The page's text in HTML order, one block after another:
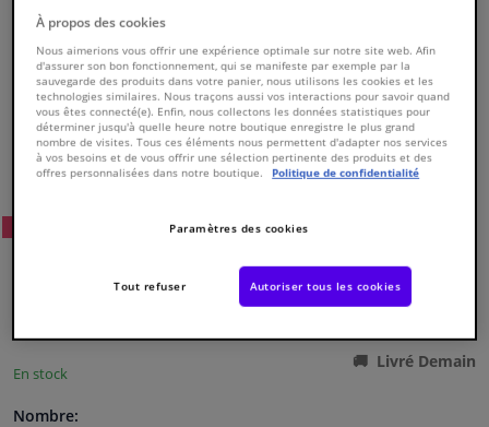
Fenêtres & accessoires
Intérieur & ameublement
Styling & Performance
Nettoyage & protection
Atelier & outils
Camping-car, moto & vélo
Numéro de produit d'origine:2102733
Numéro de fabrication:04012
Prix conseillé: € 22,12
En stock
Livré Demain
Nombre:
À propos des cookies
Nous aimerions vous offrir une expérience optimale sur notre site web. Afin
d'assurer son bon fonctionnement, qui se manifeste par exemple par la
sauvegarde des produits dans votre panier, nous utilisons les cookies et les
technologies similaires. Nous traçons aussi vos interactions pour savoir quand
vous êtes connecté(e). Enfin, nous collectons les données statistiques pour
déterminer jusqu'à quelle heure notre boutique enregistre le plus grand
nombre de visites. Tous ces éléments nous permettent d'adapter nos services
à vos besoins et de vous offrir une sélection pertinente des produits et des
offres personnalisées dans notre boutique.
Politique de confidentialité
Paramètres des cookies
Tout refuser Autoriser tous les cookies